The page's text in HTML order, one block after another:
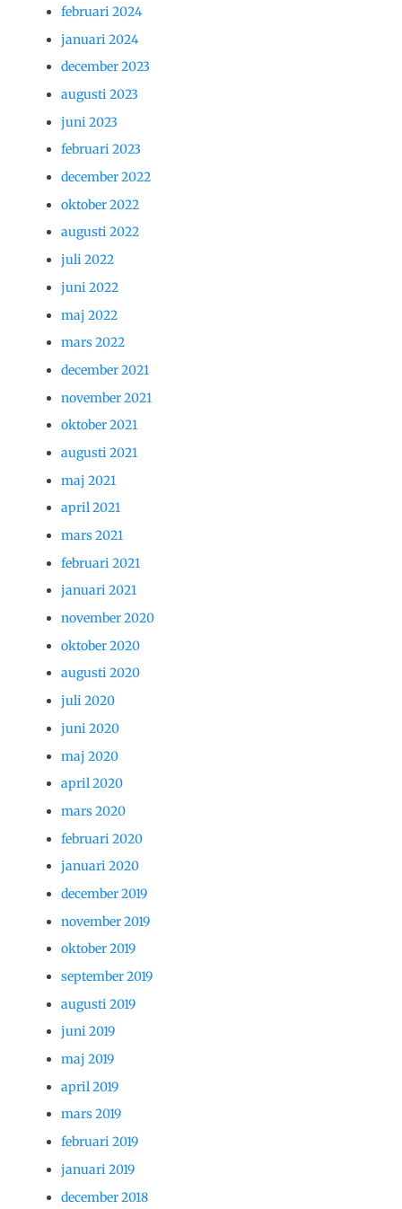
februari 2024
januari 2024
december 2023
augusti 2023
juni 2023
februari 2023
december 2022
oktober 2022
augusti 2022
juli 2022
juni 2022
maj 2022
mars 2022
december 2021
november 2021
oktober 2021
augusti 2021
maj 2021
april 2021
mars 2021
februari 2021
januari 2021
november 2020
oktober 2020
augusti 2020
juli 2020
juni 2020
maj 2020
april 2020
mars 2020
februari 2020
januari 2020
december 2019
november 2019
oktober 2019
september 2019
augusti 2019
juni 2019
maj 2019
april 2019
mars 2019
februari 2019
januari 2019
december 2018